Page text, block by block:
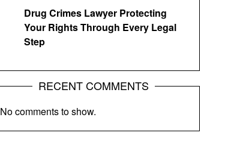
Drug Crimes Lawyer Protecting
Your Rights Through Every Legal
Step
RECENT COMMENTS
No comments to show.